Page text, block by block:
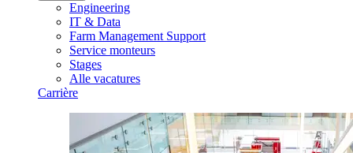
Engineering
IT & Data
Farm Management Support
Service monteurs
Stages
Alle vacatures
Carrière